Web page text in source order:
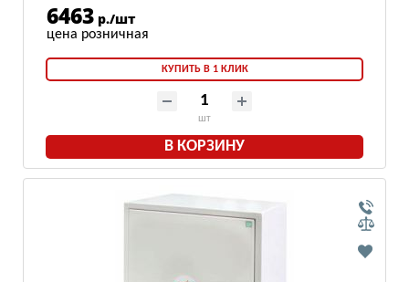
6463 р./шт
КУПИТЬ В 1 КЛИК
шт
В КОРЗИНУ